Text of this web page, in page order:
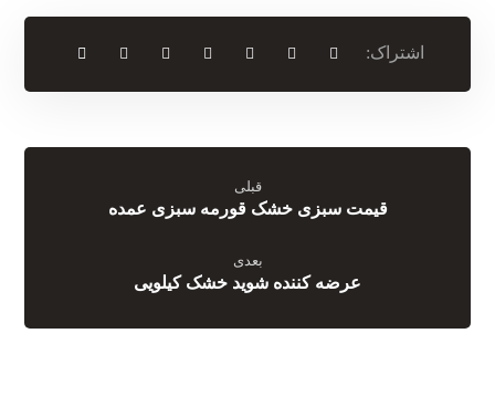
قبلی
قیمت سبزی خشک قورمه سبزی عمده
بعدی
عرضه کننده شوید خشک کیلویی